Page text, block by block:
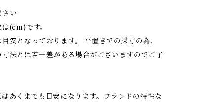
い
(cm)です。
安となっております。 平置きでの採寸の為、
法とは若干差がある場合がございますのでご了
あくまでも目安になります。ブランドの特性な